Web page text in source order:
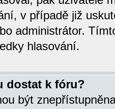
v případě již
administrátor.
hlasování.
dostat k fóru?
být